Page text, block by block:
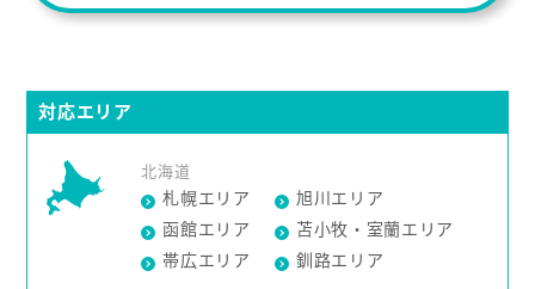
対応エリア
北海道
札幌エリア
旭川エリア
函館エリア
苫小牧・室蘭エリア
帯広エリア
釧路エリア